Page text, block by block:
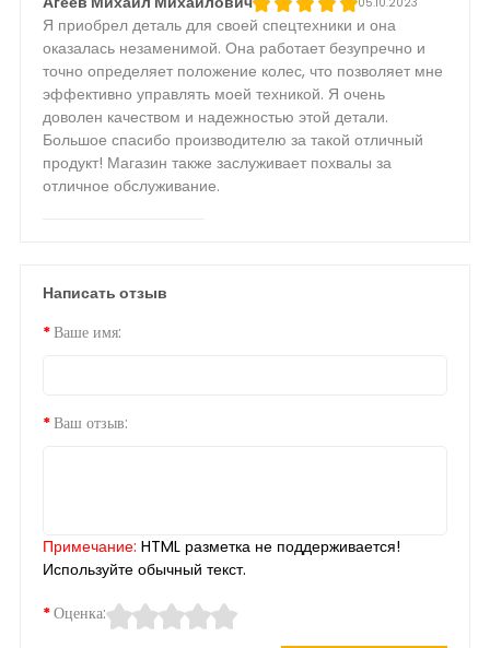
Я приобрел деталь для своей спецтехники и она
оказалась незаменимой. Она работает безупречно и
точно определяет положение колес, что позволяет мне
эффективно управлять моей техникой. Я очень
доволен качеством и надежностью этой детали.
Большое спасибо производителю за такой отличный
продукт! Магазин также заслуживает похвалы за
отличное обслуживание.
Написать отзыв
Ваше имя:
Ваш отзыв:
Примечание: HTML разметка не поддерживается!
Используйте обычный текст.
Оценка: